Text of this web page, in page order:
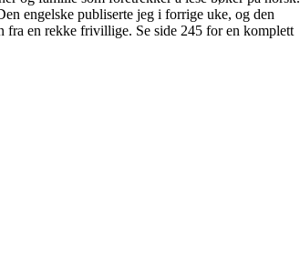
engelske publiserte jeg i forrige uke, og den
fra en rekke frivillige. Se side 245 for en komplett